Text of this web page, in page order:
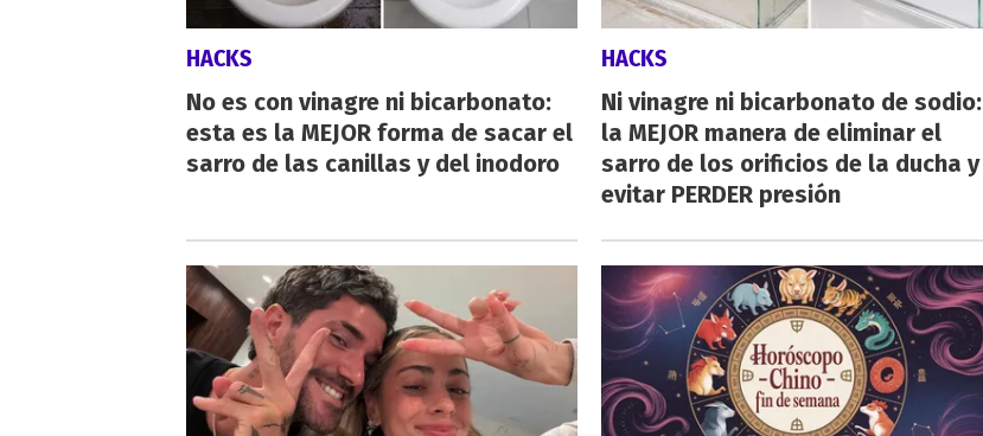
HACKS
No es con vinagre ni bicarbonato:
esta es la MEJOR forma de sacar el
sarro de las canillas y del inodoro
HACKS
Ni vinagre ni bicarbonato de sodio:
la MEJOR manera de eliminar el
sarro de los orificios de la ducha y
evitar PERDER presión